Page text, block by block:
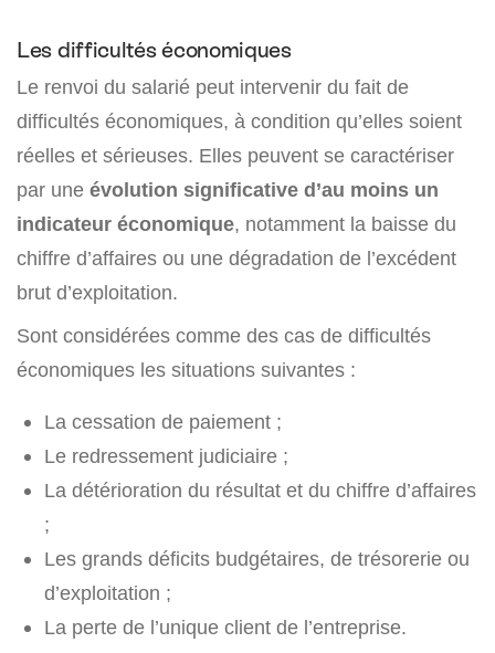
Les difficultés économiques
Le renvoi du salarié peut intervenir du fait de
difficultés économiques, à condition qu’elles soient
réelles et sérieuses. Elles peuvent se caractériser
par une évolution significative d’au moins un
indicateur économique, notamment la baisse du
chiffre d’affaires ou une dégradation de l’excédent
brut d’exploitation.
Sont considérées comme des cas de difficultés
économiques les situations suivantes :
La cessation de paiement ;
Le redressement judiciaire ;
La détérioration du résultat et du chiffre d’affaires
;
Les grands déficits budgétaires, de trésorerie ou
d’exploitation ;
La perte de l’unique client de l’entreprise.